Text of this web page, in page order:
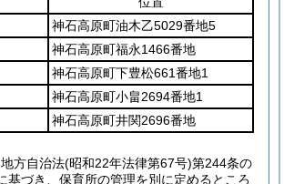
神石高原町油木乙5029番地5
神石高原町福永1466番地
神石高原町下豊松661番地1
神石高原町小畠2694番地1
神石高原町井関2696番地
方自治法(昭和22年法律第67号)第244条の
基づき、保育所の管理を別に定めるところ